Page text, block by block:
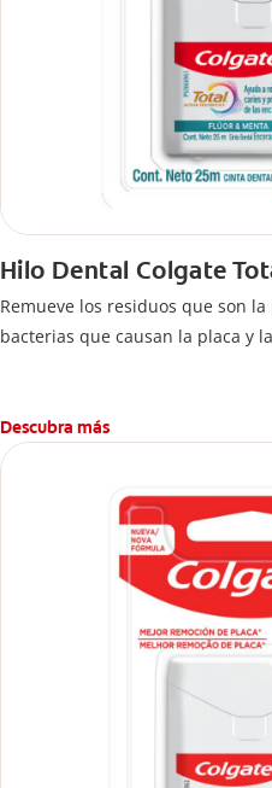
Hilo Dental Colgate
Remueve los residuos que son
bacterias que causan la placa y
Descubra más